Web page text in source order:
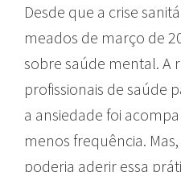
Desde que a crise
meados de março de
sobre saúde mental. A
profissionais de saúde
a ansiedade foi
menos frequência.
poderia aderir essa